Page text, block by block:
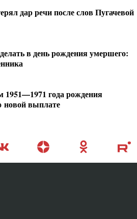
дар речи после слов Пугачевой
в день рождения умершего:
1951—1971 года рождения
новой выплате